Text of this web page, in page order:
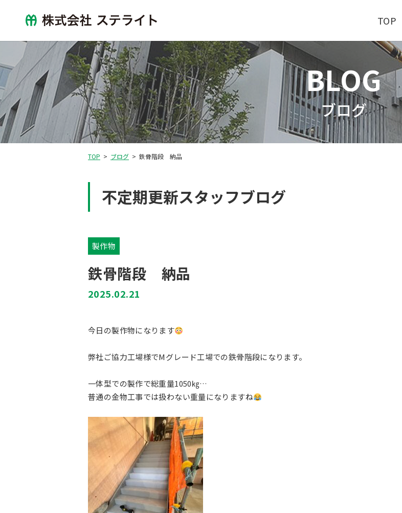
TOP
BLOG
ブログ
TOP ブログ 鉄骨階段 納品
不定期更新スタッフブログ
製作物
鉄骨階段 納品
2025.02.21
今日の製作物になります
弊社ご協力工場様でMグレード工場での鉄骨階段になります。
一体型での製作で総重量1050㎏…
普通の金物工事では扱わない重量になりますね